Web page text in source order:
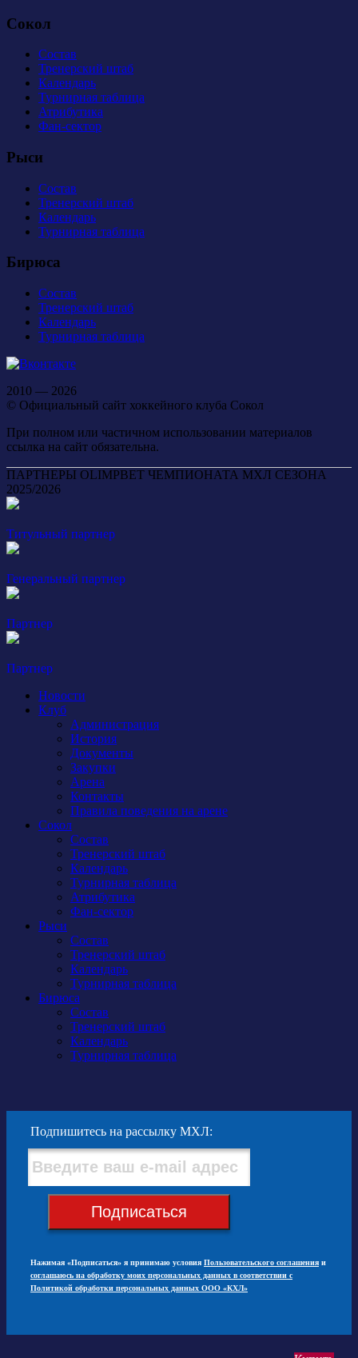
Сокол
Состав
Тренерский штаб
Календарь
Турнирная таблица
Атрибутика
Фан-сектор
Рыси
Состав
Тренерский штаб
Календарь
Турнирная таблица
Бирюса
Состав
Тренерский штаб
Календарь
Турнирная таблица
2010 — 2026
© Официальный сайт хоккейного клуба Сокол
При полном или частичном использовании материалов
ссылка на сайт обязательна.
ПАРТНЕРЫ OLIMPBET ЧЕМПИОНАТА МХЛ СЕЗОНА
2025/2026
Титульный партнер
Генеральный партнер
Партнер
Партнер
Новости
Клуб
Администрация
История
Документы
Закупки
Арена
Контакты
Правила поведения на арене
Сокол
Состав
Тренерский штаб
Календарь
Турнирная таблица
Атрибутика
Фан-сектор
Рыси
Состав
Тренерский штаб
Календарь
Турнирная таблица
Бирюса
Состав
Тренерский штаб
Календарь
Турнирная таблица
Подпишитесь на рассылку МХЛ:
Подписаться
Нажимая «Подписаться» я принимаю условия Пользовательского соглашения и
соглашаюсь на обработку моих персональных данных в соответствии с
Политикой обработки персональных данных ООО «КХЛ»